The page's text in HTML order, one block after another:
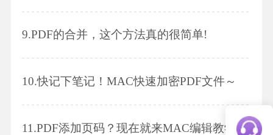
9.PDF的合并，这个方法真的很简单!
10.快记下笔记！MAC快速加密PDF文件～
11.PDF添加页码？现在就来MAC编辑教学